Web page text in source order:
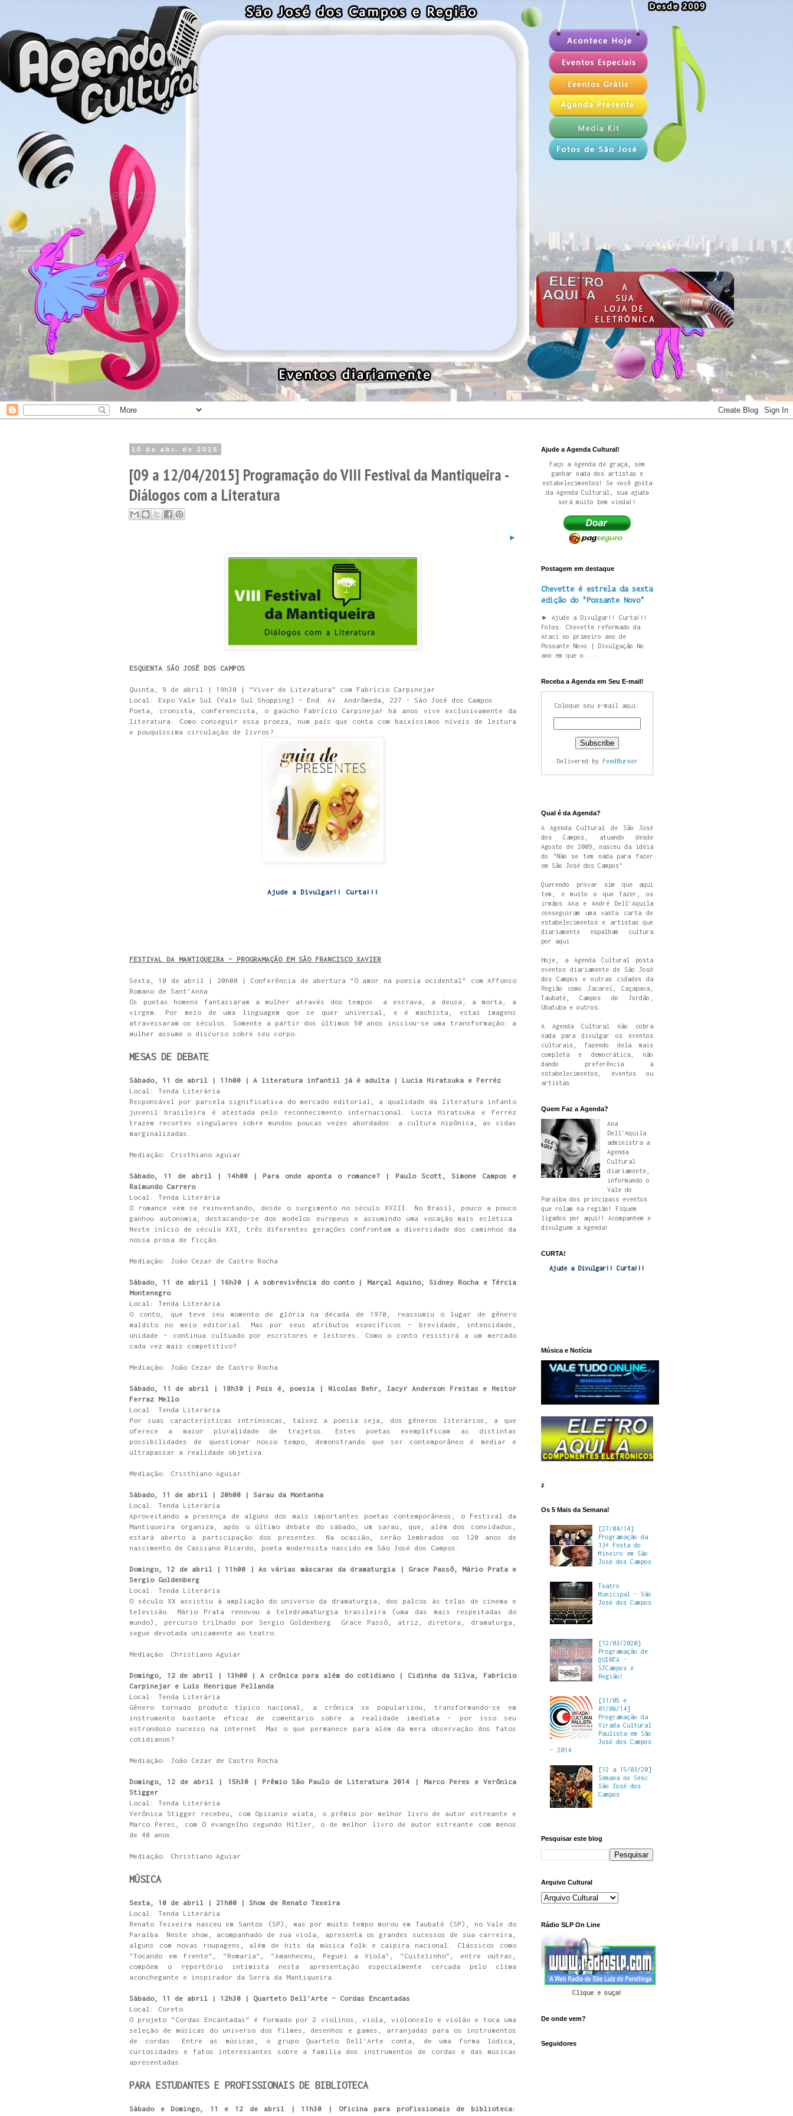
10 de abr. de 2015
[09 a 12/04/2015] Programação do VIII Festival da Mantiqueira -
Diálogos com a Literatura
►
ESQUENTA SÃO JOSÉ DOS CAMPOS
Quinta, 9 de abril | 19h30 | “Viver de Literatura” com Fabrício Carpinejar
Local: Expo Vale Sul (Vale Sul Shopping) – End: Av. Andrômeda, 227 – São José dos Campos
Poeta, cronista, conferencista, o gaúcho Fabrício Carpinejar há anos vive exclusivamente da
literatura. Como conseguir essa proeza, num país que conta com baixíssimos níveis de leitura
e pouquíssima circulação de livros?
Ajude a Divulgar!! Curta!!!
FESTIVAL DA MANTIQUEIRA – PROGRAMAÇÃO EM SÃO FRANCISCO XAVIER
Sexta, 10 de abril | 20h00 | Conferência de abertura “O amor na poesia ocidental” com Affonso
Romano de Sant’Anna
Os poetas homens fantasiaram a mulher através dos tempos: a escrava, a deusa, a morta, a
virgem. Por meio de uma linguagem que se quer universal, e é machista, estas imagens
atravessaram os séculos. Somente a partir dos últimos 50 anos iniciou-se uma transformação: a
mulher assume o discurso sobre seu corpo.
MESAS DE DEBATE
Sábado, 11 de abril | 11h00 | A literatura infantil já é adulta | Lucia Hiratsuka e Ferréz
Local: Tenda Literária
Responsável por parcela significativa do mercado editorial, a qualidade da literatura infanto
juvenil brasileira é atestada pelo reconhecimento internacional. Lucia Hiratsuka e Ferréz
trazem recortes singulares sobre mundos poucas vezes abordados: a cultura nipônica, as vidas
marginalizadas.
Mediação: Cristhiano Aguiar
Sábado, 11 de abril | 14h00 | Para onde aponta o romance? | Paulo Scott, Simone Campos e
Raimundo Carrero
Local: Tenda Literária
O romance vem se reinventando, desde o surgimento no século XVIII. No Brasil, pouco a pouco
ganhou autonomia, destacando-se dos modelos europeus e assumindo uma vocação mais eclética.
Neste início de século XXI, três diferentes gerações confrontam a diversidade dos caminhos da
nossa prosa de ficção.
Mediação: João Cezar de Castro Rocha
Sábado, 11 de abril | 16h30 | A sobrevivência do conto | Marçal Aquino, Sidney Rocha e Tércia
Montenegro
Local: Tenda Literária
O conto, que teve seu momento de glória na década de 1970, reassumiu o lugar de gênero
maldito no meio editorial. Mas por seus atributos específicos – brevidade, intensidade,
unidade – continua cultuado por escritores e leitores. Como o conto resistirá a um mercado
cada vez mais competitivo?
Mediação: João Cezar de Castro Rocha
Sábado, 11 de abril | 18h30 | Pois é, poesia | Nicolas Behr, Iacyr Anderson Freitas e Heitor
Ferraz Mello
Local: Tenda Literária
Por suas características intrínsecas, talvez a poesia seja, dos gêneros literários, a que
oferece a maior pluralidade de trajetos. Estes poetas exemplificam as distintas
possibilidades de questionar nosso tempo, demonstrando que ser contemporâneo é mediar e
ultrapassar a realidade objetiva.
Mediação: Cristhiano Aguiar
Sábado, 11 de abril | 20h00 | Sarau da Montanha
Local: Tenda Literária
Aproveitando a presença de alguns dos mais importantes poetas contemporâneos, o Festival da
Mantiqueira organiza, após o último debate do sábado, um sarau, que, além dos convidados,
estará aberto à participação dos presentes. Na ocasião, serão lembrados os 120 anos de
nascimento de Cassiano Ricardo, poeta modernista nascido em São José dos Campos.
Domingo, 12 de abril | 11h00 | As várias máscaras da dramaturgia | Grace Passô, Mário Prata e
Sergio Goldenberg
Local: Tenda Literária
O século XX assistiu à ampliação do universo da dramaturgia, dos palcos às telas de cinema e
televisão. Mário Prata renovou a teledramaturgia brasileira (uma das mais respeitadas do
mundo), percurso trilhado por Sergio Goldenberg. Grace Passô, atriz, diretora, dramaturga,
segue devotada unicamente ao teatro.
Mediação: Christiano Aguiar
Domingo, 12 de abril | 13h00 | A crônica para além do cotidiano | Cidinha da Silva, Fabrício
Carpinejar e Luís Henrique Pellanda
Local: Tenda Literária
Gênero tornado produto típico nacional, a crônica se popularizou, transformando-se em
instrumento bastante eficaz de comentário sobre a realidade imediata – por isso seu
estrondoso sucesso na internet. Mas o que permanece para além da mera observação dos fatos
cotidianos?
Mediação: João Cezar de Castro Rocha
Domingo, 12 de abril | 15h30 | Prêmio São Paulo de Literatura 2014 | Marco Peres e Verônica
Stigger
Local: Tenda Literária
Verônica Stigger recebeu, com Opisanie wiata, o prêmio por melhor livro de autor estreante e
Marco Peres, com O evangelho segundo Hitler, o de melhor livro de autor estreante com menos
de 40 anos.
Mediação: Christiano Aguiar
MÚSICA
Sexta, 10 de abril | 21h00 | Show de Renato Texeira
Local: Tenda Literária
Renato Teixeira nasceu em Santos (SP), mas por muito tempo morou em Taubaté (SP), no Vale do
Paraíba. Neste show, acompanhado de sua viola, apresenta os grandes sucessos de sua carreira,
alguns com novas roupagens, além de hits da música folk e caipira nacional. Clássicos como
“Tocando em Frente”, “Romaria”, “Amanheceu, Peguei a Viola”, “Cuitelinho”, entre outras,
compõem o repertório intimista nesta apresentação especialmente cercada pelo clima
aconchegante e inspirador da Serra da Mantiqueira.
Sábado, 11 de abril | 12h30 | Quarteto Dell’Arte – Cordas Encantadas
Local: Coreto
O projeto “Cordas Encantadas” é formado por 2 violinos, viola, violoncelo e violão e toca uma
seleção de músicas do universo dos filmes, desenhos e games, arranjadas para os instrumentos
de cordas. Entre as músicas, o grupo Quarteto Dell’Arte conta, de uma forma lúdica,
curiosidades e fatos interessantes sobre a família dos instrumentos de cordas e das músicas
apresentadas.
PARA ESTUDANTES E PROFISSIONAIS DE BIBLIOTECA
Sábado e Domingo, 11 e 12 de abril | 11h30 | Oficina para profissionais de biblioteca:
Ajude a Agenda Cultural!
Faço a Agenda de graça, sem
ganhar nada dos artistas e
estabelecimentos! Se você gosta
da Agenda Cultural, sua ajuda
será muito bem vinda!!
Postagem em destaque
Chevette é estrela da sexta
edição do "Possante Novo"
► Ajude a Divulgar!! Curta!!!
Fotos: Chevette reformado da
Araci no primeiro ano de
Possante Novo | Divulgação No
ano em que o ...
Receba a Agenda em Seu E-mail!
Coloque seu e-mail aqui:
Delivered by FeedBurner
Qual é da Agenda?
A Agenda Cultural de São José
dos Campos, atuando desde
Agosto de 2009, nasceu da idéia
do "Não se tem nada para fazer
em São José dos Campos".
Querendo provar sim que aqui
tem, e muito o que fazer, os
irmãos Ana e André Dell'Aquila
conseguiram uma vasta carta de
estabelecimentos e artistas que
diariamente espalham cultura
por aqui.
Hoje, a Agenda Cultural posta
eventos diariamente de São José
dos Campos e outras cidades da
Região como Jacareí, Caçapava,
Taubaté, Campos do Jordão,
Ubatuba e outros.
A Agenda Cultural não cobra
nada para divulgar os eventos
culturais, fazendo dela mais
completa e democrática, não
dando preferência a
estabelecimentos, eventos ou
artistas.
Quem Faz a Agenda?
Ana
Dell'Aquila
administra a
Agenda
Cultural
diariamente,
informando o
Vale do
Paraíba dos principais eventos
que rolam na região! Fiquem
ligados por aqui!! Acompanhem e
divulguem a Agenda!
CURTA!
Ajude a Divulgar!! Curta!!!
Música e Notícia
z
Os 5 Mais da Semana!
[27/04/14]
Programação da
13ª Festa do
Mineiro em São
José dos Campos
Teatro
Municipal - São
José dos Campos
[12/03/2020]
Programação de
QUINTA -
SJCampos e
Região!
[31/05 e
01/06/14]
Programação da
Virada Cultural
Paulista em São
José dos Campos
- 2014
[12 a 15/03/20]
Semana no Sesc
São José dos
Campos
Pesquisar este blog
Arquivo Cultural
Rádio SLP On Line
Clique e ouça!
De onde vem?
Seguidores